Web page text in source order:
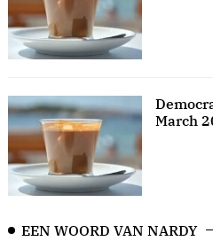
March
EEN WOORD VAN NARDY